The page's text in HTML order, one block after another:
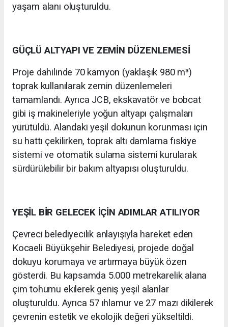
yaşam alanı oluşturuldu.
GÜÇLÜ ALTYAPI VE ZEMİN DÜZENLEMESİ
Proje dahilinde 70 kamyon (yaklaşık 980 m³)
toprak kullanılarak zemin düzenlemeleri
tamamlandı. Ayrıca JCB, ekskavatör ve bobcat
gibi iş makineleriyle yoğun altyapı çalışmaları
yürütüldü. Alandaki yeşil dokunun korunması için
su hattı çekilirken, toprak altı damlama fıskiye
sistemi ve otomatik sulama sistemi kurularak
sürdürülebilir bir bakım altyapısı oluşturuldu.
YEŞİL BİR GELECEK İÇİN ADIMLAR ATILIYOR
Çevreci belediyecilik anlayışıyla hareket eden
Kocaeli Büyükşehir Belediyesi, projede doğal
dokuyu korumaya ve artırmaya büyük özen
gösterdi. Bu kapsamda 5.000 metrekarelik alana
çim tohumu ekilerek geniş yeşil alanlar
oluşturuldu. Ayrıca 57 ıhlamur ve 27 mazı dikilerek
çevrenin estetik ve ekolojik değeri yükseltildi.